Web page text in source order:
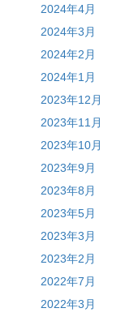
2024年4月
2024年3月
2024年2月
2024年1月
2023年12月
2023年11月
2023年10月
2023年9月
2023年8月
2023年5月
2023年3月
2023年2月
2022年7月
2022年3月